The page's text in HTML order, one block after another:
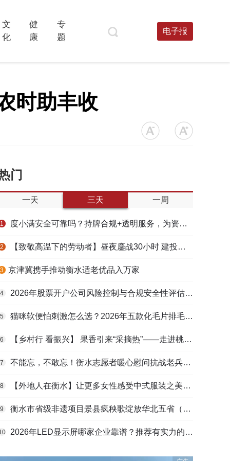
文
化
健
康
专
题
电子报
时助丰收
门
一天 三天 一周
1 度小满安全可靠吗？持牌合规+透明服务，为资金周转筑牢多重保障
2 【致敬高温下的劳动者】昼夜鏖战30小时 建投衡水水务紧急抢修保民生用水
3 ​京津冀携手推动衡水适老优品入万家
4 2026年股票开户公司风险控制与合规安全性评估：投资者保护机制哪家靠谱？
5 猫咪软便怕刺激怎么选？2026年五款化毛片排毛护肠避坑指南
6 【乡村行 看振兴】 果香引来“采摘热”——走进桃城区贾家庄村
7 不能忘，不敢忘！衡水志愿者暖心慰问抗战老兵和老党员
8 【外地人在衡水】让更多女性感受中式服装之美——山东人蒋静静的在衡创业路
9 衡水市省级非遗项目景县疯秧歌绽放华北五省（区）市舞蹈大赛舞台
2026年LED显示屏哪家企业靠谱？推荐有实力的LED显示屏工程服务商